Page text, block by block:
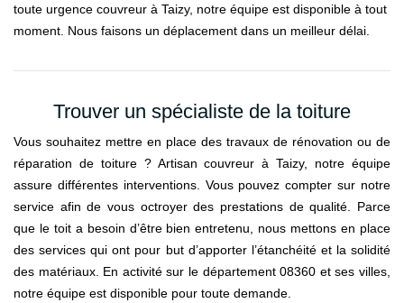
toute urgence couvreur à Taizy, notre équipe est disponible à tout
moment. Nous faisons un déplacement dans un meilleur délai.
Trouver un spécialiste de la toiture
Vous souhaitez mettre en place des travaux de rénovation ou de
réparation de toiture ? Artisan couvreur à Taizy, notre équipe
assure différentes interventions. Vous pouvez compter sur notre
service afin de vous octroyer des prestations de qualité. Parce
que le toit a besoin d’être bien entretenu, nous mettons en place
des services qui ont pour but d’apporter l’étanchéité et la solidité
des matériaux. En activité sur le département 08360 et ses villes,
notre équipe est disponible pour toute demande.